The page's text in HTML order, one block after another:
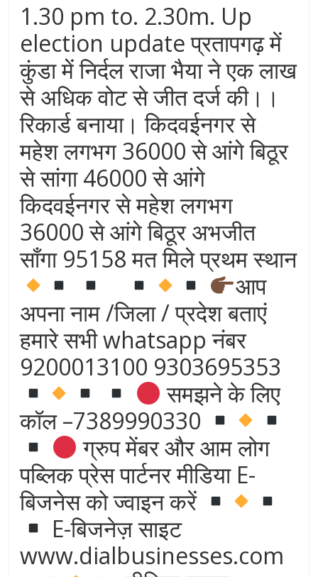
1.30 pm to. 2.30m. Up
election update प्रतापगढ़ में
कुंडा में निर्दल राजा भैया ने एक लाख
से अधिक वोट से जीत दर्ज की।।
रिकार्ड बनाया। किदवईनगर से
महेश लगभग 36000 से आंगे बिठूर
से सांगा 46000 से आंगे
किदवईनगर से महेश लगभग
36000 से आंगे बिठूर अभजीत
साँगा 95158 मत मिले प्रथम स्थान
आप
अपना नाम /जिला / प्रदेश बताएं
हमारे सभी whatsapp नंबर
9200013100 9303695353
समझने के लिए
कॉल –7389990330
ग्रुप मेंबर और आम लोग
पब्लिक प्रेस पार्टनर मीडिया E-
बिजनेस को ज्वाइन करें
E-बिजनेज़ साइट
www.dialbusinesses.com